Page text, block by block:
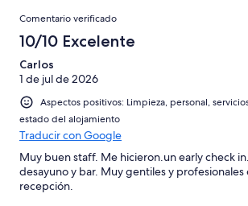
puntuación
Normal
una
puntuación
Mediocre
1009
una
puntuación
de
Horrible
Comentarios
Comentario verificado
10/10 Excelente
Carlos
1 de jul de 2026
Aspectos positivos: Limpieza, personal,
estado del alojamiento
Traducir con Google
Muy buen staff. Me hicieron.un early check
desayuno y bar. Muy gentiles y
recepción.